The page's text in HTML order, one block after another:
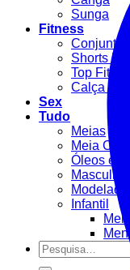
Sunga
Fitness
Conjunto
Shorts
Top Fitness
Calça
Sex
Tudo
Meias
Meia
Óleos e
Masculino
Infantil
Pesquisar
por: